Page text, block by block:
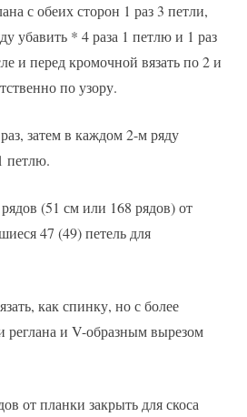
с обеих сторон 1 раз 3 петли,
убавить * 4 раза 1 петлю и 1 раз
и перед кромочной вязать по 2 и
по узору.
затем в каждом 2-м ряду
петлю.
(51 см или 168 рядов) от
47 (49) петель для
как спинку, но с более
реглана и V-образным вырезом
от планки закрыть для скоса